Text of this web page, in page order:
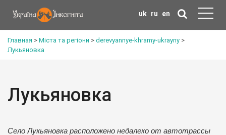
uk ru en
Главная > Міста та регіони > derevyannye-khramy-ukrayny >
Лукьяновка
Лукьяновка
Село Лукьяновка расположено недалеко от автотрассы